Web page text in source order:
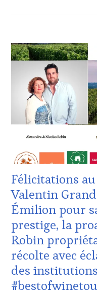
RESTAURATEUR,
CHEF,
CUISINIER,
ŒNOLOGUE,
SOMMELIER,
SALONS
INTERNATIONAUX,
TASTING
MOVIE
VIGNOBLES,
TASTING
WINE
TOURISM
FAME,
WINE
TOUR,
WINE
TOURISM
TOUR
MOVIE ,
CHALLENGE
HORS
CONFORT,
CLUB
WINE
VOUCHER,
DE-
DOMAINE
VITICOLE,
ADHÉRENT,
VIN
TOURISME
EDITION
LES
CLÉS
DU
VIN
ET
DE
Félicitations
Valentin
Émilion pour
prestige, la
Robin
récolte avec
des